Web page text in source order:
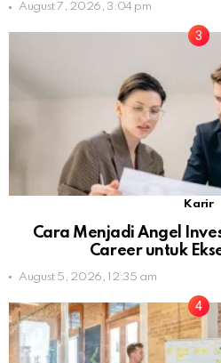
August 7, 2026, 3:04 pm
Karir
Cara Menjadi Angel
Career untuk
August 5, 2026, 12:35 am